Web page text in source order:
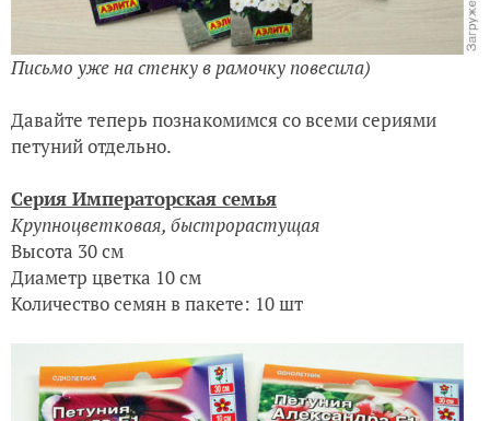
Письмо уже на стенку в рамочку повесила)
Давайте теперь познакомимся со всеми сериями
петуний отдельно.
Серия Императорская семья
Крупноцветковая, быстрорастущая
Высота 30 см
Диаметр цветка 10 см
Количество семян в пакете: 10 шт